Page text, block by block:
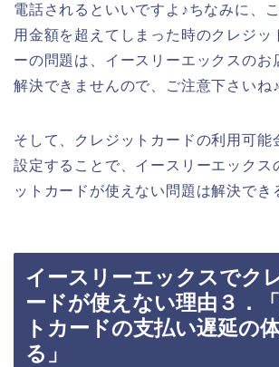
電話されるといいですよ♪ちなみに、
用金額を超えてしまった時のクレジッ
ーの問題は、イースリーエックスのお
解決できませんので、ご注意下さいね♪
そして、クレジットカードの利用可能
設定することで、イースリーエックス
ットカードが使えない問題は解決でき
イースリーエックスでク
ードが使えない理由３．
トカードの支払い遅延の
る」